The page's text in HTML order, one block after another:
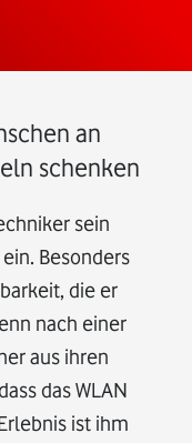
an
schenken
sein
Besonders
die er
nach einer
aus ihren
das WLAN
ist ihm